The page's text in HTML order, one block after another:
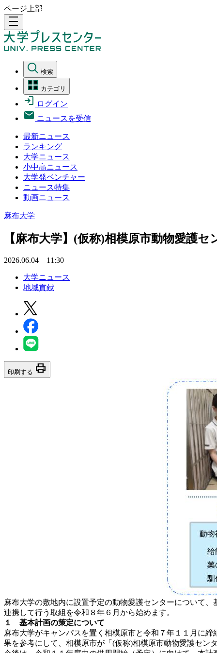
ページ上部
density_medium
検索
カテゴリ
ログイン
ニュースを受信
最新ニュース
ランキング
大学ニュース
小中高ニュース
大学発ベンチャー
ニュース特集
動画ニュース
麻布大学
【麻布大学】(仮称)相模原市動物愛護
2026.06.04 11:30
大学ニュース
地域貢献
印刷する print
麻布大学の敷地内に設置予定の動物愛護センターについて
連携して行う取組を令和８年６月から始めます。
１ 基本計画の策定について
麻布大学がキャンパスを置く相模原市と令和７年１１月に
果を参考にして、相模原市が「(仮称)相模原市動物愛護セ